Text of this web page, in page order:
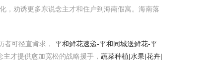
，劝诱更多东说念主才和住户到海南假寓。海南落
者可径直肯求， 平和鲜花速递-平和同城送鲜花-平
才提供愈加宽松的战略援手， 蔬菜种植|水果|花卉|